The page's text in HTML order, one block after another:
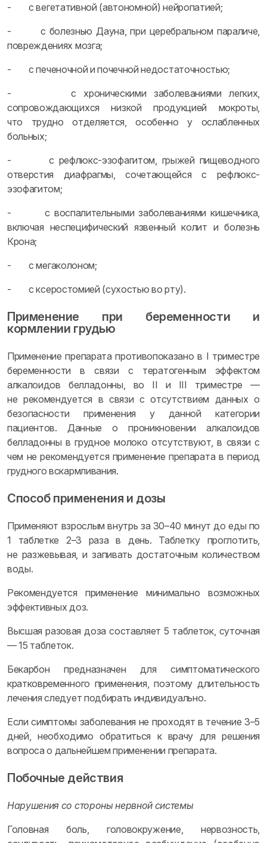
- с вегетативной (автономной) нейропатией;
- с болезнью Дауна, при церебральном параличе,
повреждениях мозга;
- с печеночной и почечной недостаточностью;
- с хроническими заболеваниями легких,
сопровождающихся низкой продукцией мокроты,
что трудно отделяется, особенно у ослабленных
больных;
- с рефлюкс-эзофагитом, грыжей пищеводного
отверстия диафрагмы, сочетающейся с рефлюкс-
эзофагитом;
- с воспалительными заболеваниями кишечника,
включая неспецифический язвенный колит и болезнь
Крона;
- с мегаколоном;
- с ксеростомией (сухостью во рту).
Применение при беременности и
кормлении грудью
Применение препарата противопоказано в I триместре
беременности в связи с тератогенным эффектом
алкалоидов белладонны, во II и III триместре —
не рекомендуется в связи с отсутствием данных о
безопасности применения у данной категории
пациентов. Данные о проникновении алкалоидов
белладонны в грудное молоко отсутствуют, в связи с
чем не рекомендуется применение препарата в период
грудного вскармливания.
Способ применения и дозы
Применяют взрослым внутрь за 30–40 минут до еды по
1 таблетке 2–3 раза в день. Таблетку проглотить,
не разжевывая, и запивать достаточным количеством
воды.
Рекомендуется применение минимально возможных
эффективных доз.
Высшая разовая доза составляет 5 таблеток, суточная
— 15 таблеток.
Бекарбон предназначен для симптоматического
кратковременного применения, поэтому длительность
лечения следует подбирать индивидуально.
Если симптомы заболевания не проходят в течение 3–5
дней, необходимо обратиться к врачу для решения
вопроса о дальнейшем применении препарата.
Побочные действия
Нарушения со стороны нервной системы
Головная боль, головокружение, нервозность,